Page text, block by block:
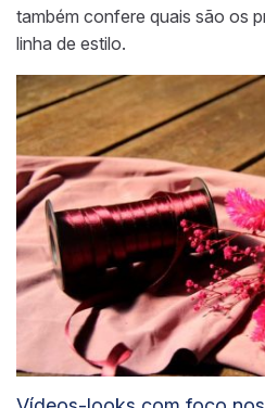
também confere quais são os
linha de estilo.